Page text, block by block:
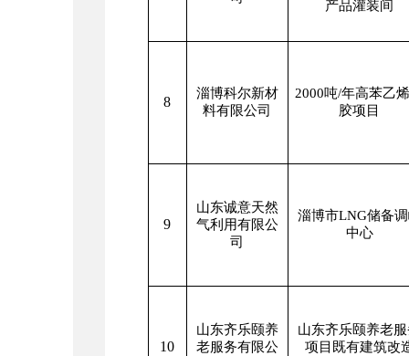
产品灌装间
8
淄博科尔新材
料有限公司
2000吨/年高苯乙
胶项目
9
山东诚意天然
气利用有限公
司
淄博市LNG储备
中心
10
山东齐乐颐养
老服务有限公
山东齐乐颐养老
项目既有建筑改